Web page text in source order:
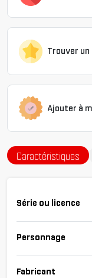
Trouver
Ajouter à
Caractéristiques
Série ou licence
Personnage
Fabricant